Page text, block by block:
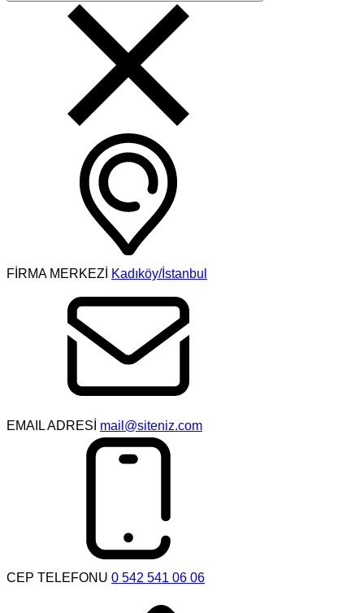
FİRMA MERKEZİ Kadıköy/İstanbul
EMAIL ADRESİ mail@siteniz.com
CEP TELEFONU 0 542 541 06 06